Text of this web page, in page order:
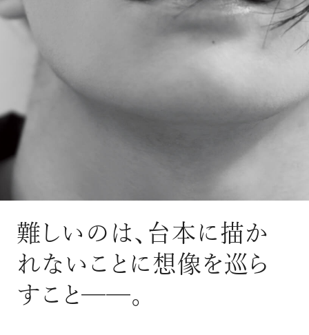
のタブロイドマガジンのご案内もあり、送付手数料のみを
ご負担いただくことでお手元で『AdvancedTime』をお楽し
難しいのは、台本に描か
れないことに想像を巡ら
すこと──。